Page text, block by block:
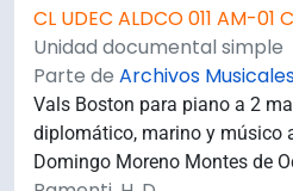
CL UDEC ALDCO 011 AM-01
Unidad documental simple
Parte de Archivos
Vals Boston para piano a 2
diplomático, marino y músico
Domingo Moreno Montes de